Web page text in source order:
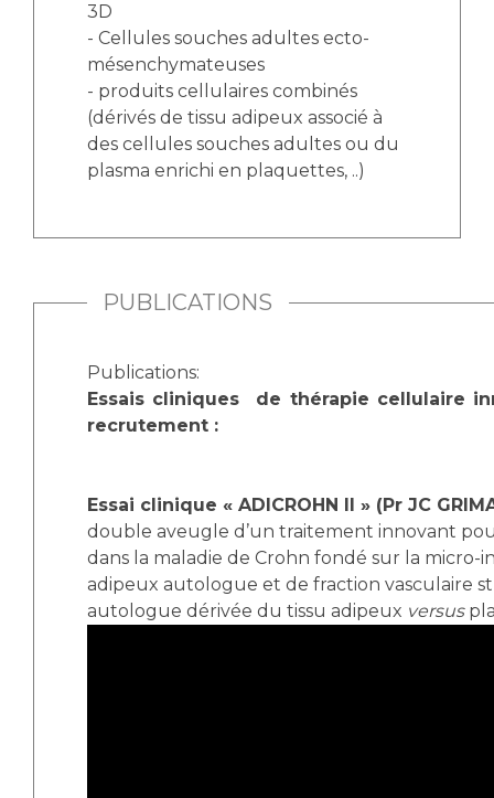
3D
- Cellules souches adultes ecto-
mésenchymateuses
- produits cellulaires combinés
(dérivés de tissu adipeux associé à
des cellules souches adultes ou du
plasma enrichi en plaquettes, ..)
PUBLICATIONS
Publications:
Essais cliniques de thérapie cellulaire
recrutement :
Essai clinique « ADICROHN II » (Pr JC
double aveugle d’un traitement innovant
dans la maladie de Crohn fondé sur la micro-
adipeux autologue et de fraction vasculaire
autologue dérivée du tissu adipeux versus